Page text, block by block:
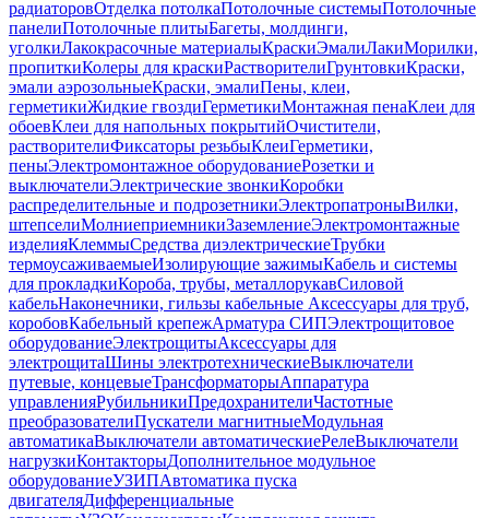
радиаторовОтделка потолкаПотолочные системыПотолочные
панелиПотолочные плитыБагеты, молдинги,
уголкиЛакокрасочные материалыКраскиЭмалиЛакиМорилки,
пропиткиКолеры для краскиРастворителиГрунтовкиКраски,
эмали аэрозольныеКраски, эмалиПены, клеи,
герметикиЖидкие гвоздиГерметикиМонтажная пенаКлеи для
обоевКлеи для напольных покрытийОчистители,
растворителиФиксаторы резьбыКлеиГерметики,
пеныЭлектромонтажное оборудованиеРозетки и
выключателиЭлектрические звонкиКоробки
распределительные и подрозетникиЭлектропатроныВилки,
штепселиМолниеприемникиЗаземлениеЭлектромонтажные
изделияКлеммыСредства диэлектрическиеТрубки
термоусаживаемыеИзолирующие зажимыКабель и системы
для прокладкиКороба, трубы, металлорукавСиловой
кабельНаконечники, гильзы кабельные Аксессуары для труб,
коробовКабельный крепежАрматура СИПЭлектрощитовое
оборудованиеЭлектрощитыАксессуары для
электрощитаШины электротехническиеВыключатели
путевые, концевыеТрансформаторыАппаратура
управленияРубильникиПредохранителиЧастотные
преобразователиПускатели магнитныеМодульная
автоматикаВыключатели автоматическиеРелеВыключатели
нагрузкиКонтакторыДополнительное модульное
оборудованиеУЗИПАвтоматика пуска
двигателяДифференциальные